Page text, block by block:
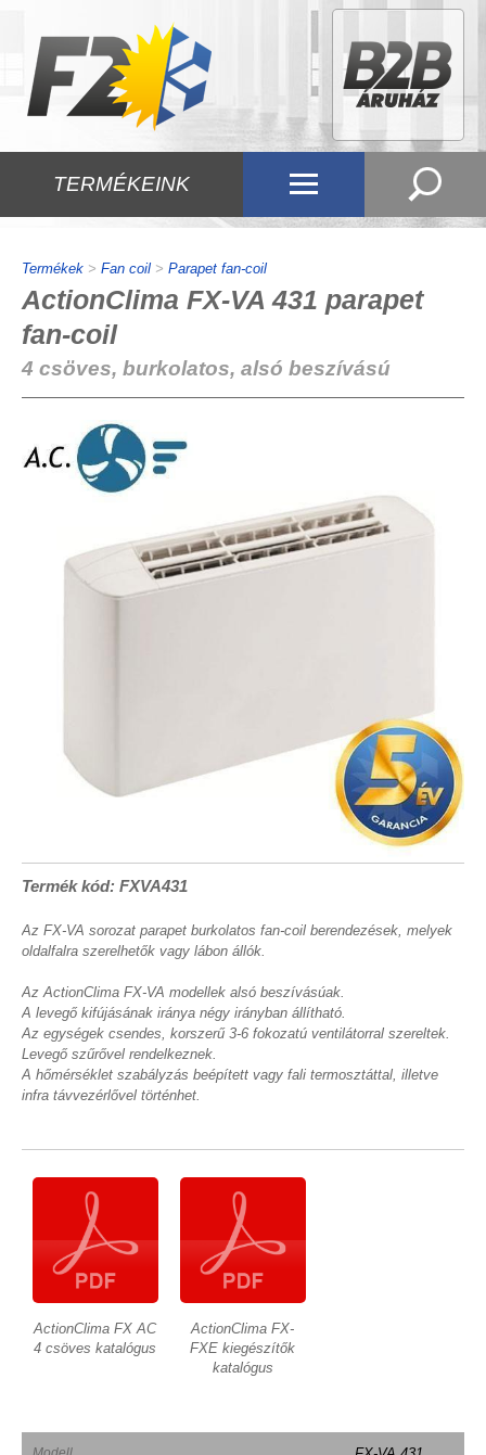
TERMÉKEINK
Termékek > Fan coil > Parapet fan-coil
ActionClima FX-VA 431 parapet
fan-coil
4 csöves, burkolatos, alsó beszívású
Termék kód: FXVA431
Az FX-VA sorozat parapet burkolatos fan-coil berendezések, melyek
oldalfalra szerelhetők vagy lábon állók.
Az ActionClima FX-VA modellek alsó beszívásúak.
A levegő kifújásának iránya négy irányban állítható.
Az egységek csendes, korszerű 3-6 fokozatú ventilátorral szereltek.
Levegő szűrővel rendelkeznek.
A hőmérséklet szabályzás beépített vagy fali termosztáttal, illetve
infra távvezérlővel történhet.
ActionClima FX AC
4 csöves katalógus
ActionClima FX-
FXE kiegészítők
katalógus